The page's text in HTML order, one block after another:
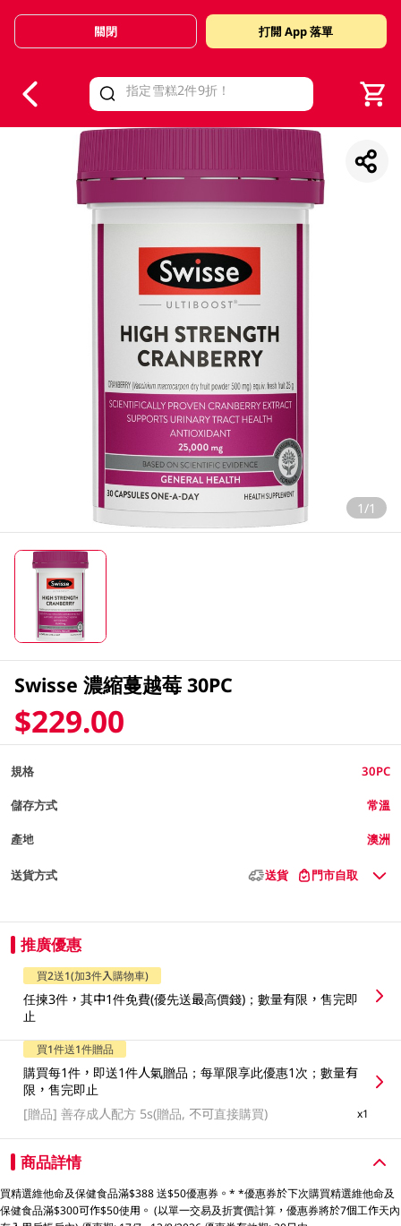
Valid Until 30 June 2026
關閉 打開 App 落單
1/1
Swisse 濃縮蔓越莓 30PC
$229.00
規格 30PC
儲存方式 常溫
產地 澳洲
送貨方式 送貨 門市自取
推廣優惠
買2送1(加3件入購物車)
任揀3件，其中1件免費(優先送最高價錢)；數量有限，售完即
止
買1件送1件贈品
購買每1件，即送1件人氣贈品；每單限享此優惠1次；數量有
限，售完即止
[贈品]善存成人配方 5s(贈品, 不可直接購買) x1
商品詳情
買精選維他命及保健食品滿$388 送$50優惠券。* *優惠券於下次購買精選維他命及
保健食品滿$300可作$50使用。 (以單一交易及折實價計算，優惠券將於7個工作天內